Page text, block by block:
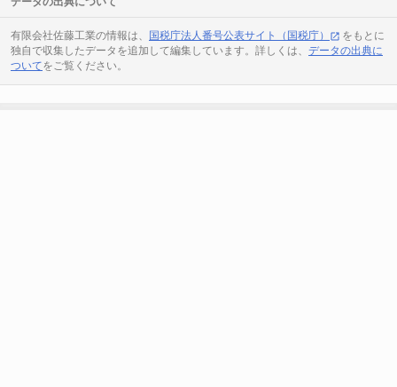
有限会社佐藤工業の情報は、 国税庁法人番号公表サイト（国税庁）
をもとに
独自で収集したデータを追加して編集しています。詳しくは、 データの出典に
ついてをご覧ください。